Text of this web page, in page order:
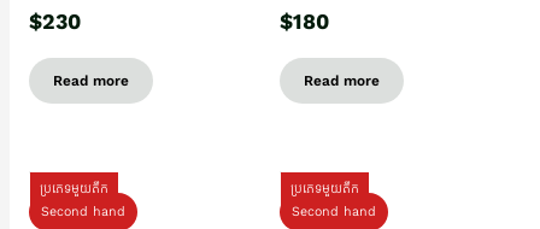
$230
Read more
$180
Read more
ប្រភេទមួយតឹក
Second hand
ប្រភេទមួយតឹក
Second hand